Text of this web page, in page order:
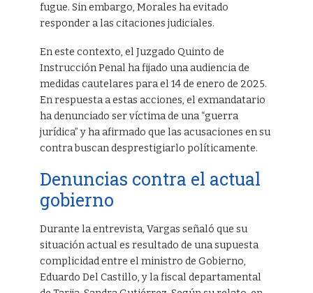
fugue. Sin embargo, Morales ha evitado
responder a las citaciones judiciales.
En este contexto, el Juzgado Quinto de
Instrucción Penal ha fijado una audiencia de
medidas cautelares para el 14 de enero de 2025.
En respuesta a estas acciones, el exmandatario
ha denunciado ser víctima de una “guerra
jurídica” y ha afirmado que las acusaciones en su
contra buscan desprestigiarlo políticamente.
Denuncias contra el actual
gobierno
Durante la entrevista, Vargas señaló que su
situación actual es resultado de una supuesta
complicidad entre el ministro de Gobierno,
Eduardo Del Castillo, y la fiscal departamental